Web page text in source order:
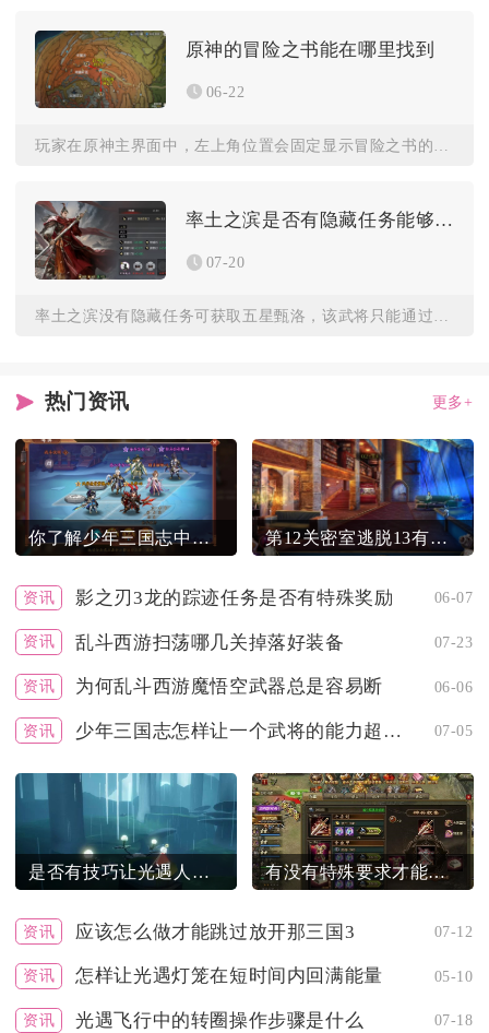
原神的冒险之书能在哪里找到
06-22
率土之滨是否有隐藏任务能够得到五星甄洛
07-20
率土之滨没有隐藏任务可获取五星甄洛，该武将只能通过卡包招募、...
热门资讯 更多+
你了解少年三国志中的名将组合吗 第12关密室逃脱13有哪些提示
资讯 影之刃3龙的踪迹任务是否有特殊奖励 06-07
资讯 乱斗西游扫荡哪几关掉落好装备 07-23
资讯 为何乱斗西游魔悟空武器总是容易断 06-06
资讯 少年三国志怎样让一个武将的能力超越极限 07-05
是否有技巧让光遇人物透明可见 有没有特殊要求才能开启攻城掠地丝绸
资讯 应该怎么做才能跳过放开那三国3 07-12
资讯 怎样让光遇灯笼在短时间内回满能量 05-10
资讯 光遇飞行中的转圈操作步骤是什么 07-18